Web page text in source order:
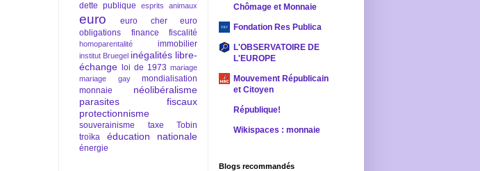
dette publique esprits animaux
euro euro cher
euro
obligations
finance fiscalité
homoparentalité immobilier
institut Bruegel inégalités libre-
échange
loi de 1973 mariage
mariage gay
mondialisation
monnaie
néolibéralisme
parasites fiscaux
protectionnisme
souverainisme
taxe Tobin
troïka
éducation nationale
énergie
Chômage et Monnaie
Fondation Res Publica
L'OBSERVATOIRE DE
L'EUROPE
Mouvement Républicain
et Citoyen
République!
Wikispaces : monnaie
Blogs recommandés